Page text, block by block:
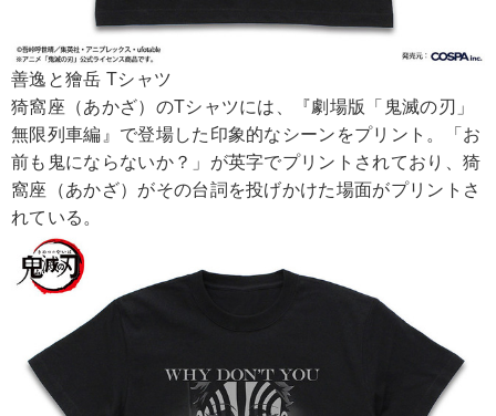
善逸と獪岳 Tシャツ
猗窩座（あかざ）のTシャツには、『劇場版「鬼滅の刃」
無限列車編』で登場した印象的なシーンをプリント。「お
前も鬼にならないか？」が英字でプリントされており、猗
窩座（あかざ）がその台詞を投げかけた場面がプリントさ
れている。